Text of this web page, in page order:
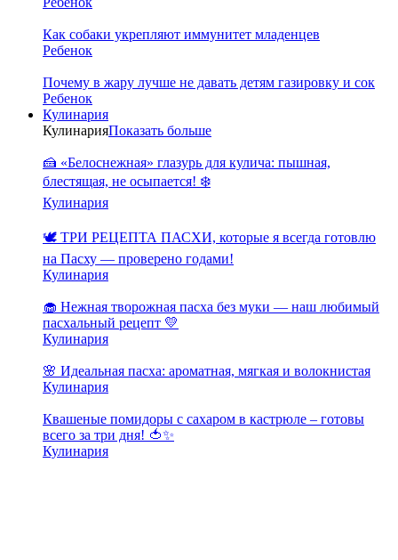
Как собаки укрепляют иммунитет младенцев
Ребенок
Почему в жару лучше не давать детям газировку и сок
Ребенок
Кулинария
КулинарияПоказать больше
🍰 «Белоснежная» глазурь для кулича: пышная,
блестящая, не осыпается! ❄️
Кулинария
🕊️ ТРИ РЕЦЕПТА ПАСХИ, которые я всегда готовлю
на Пасху — проверено годами!
Кулинария
🧁 Нежная творожная пасха без муки — наш любимый
пасхальный рецепт 💛
Кулинария
🌸 Идеальная пасха: ароматная, мягкая и волокнистая
Кулинария
Квашеные помидоры с сахаром в кастрюле – готовы
всего за три дня! 🍅✨
Кулинария